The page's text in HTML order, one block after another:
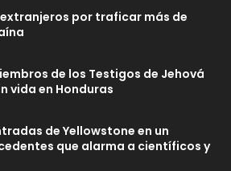
extranjeros por traficar más de
de los Testigos de Jehová
vida en Honduras
de Yellowstone en un
que alarma a científicos y